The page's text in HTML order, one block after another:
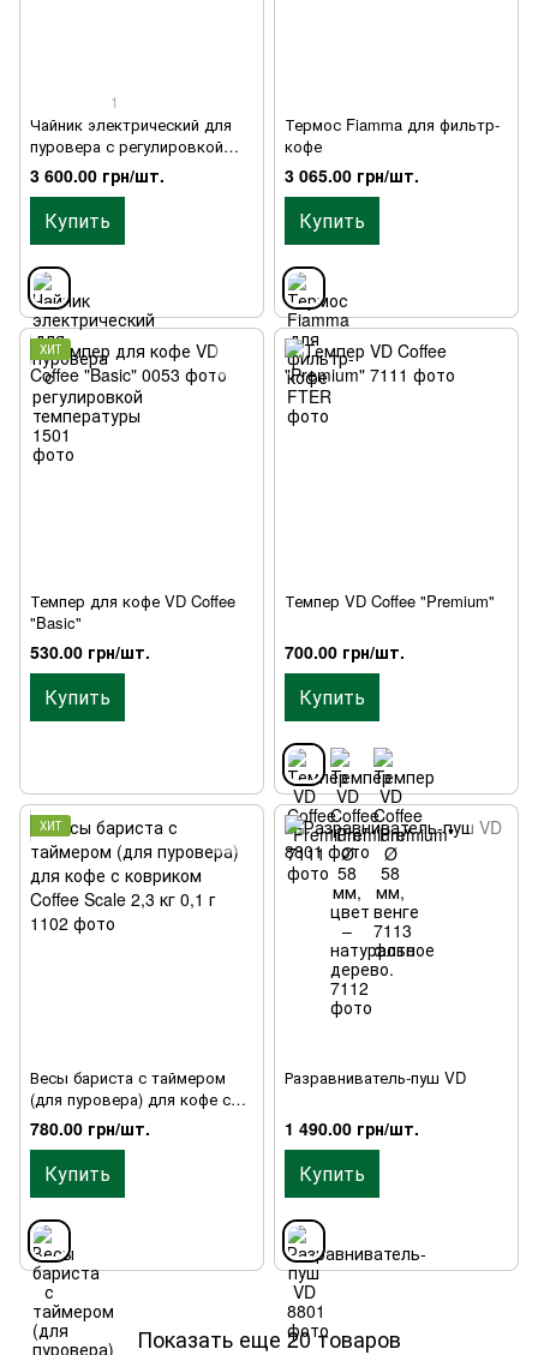
1
Чайник электрический для
пуровера с регулировкой
температуры
3 600.00 грн/шт.
Купить
Термос Fiamma для фильтр-
кофе
3 065.00 грн/шт.
Купить
ХИТ
Темпер для кофе VD Coffee
"Basic"
530.00 грн/шт.
Купить
Темпер VD Coffee "Premium"
700.00 грн/шт.
Купить
ХИТ
Весы бариста с таймером
(для пуровера) для кофе с
ковриком Coffee Scale 2,3 кг
0,1 г
780.00 грн/шт.
Купить
Разравниватель-пуш VD
1 490.00 грн/шт.
Купить
Показать еще 20 товаров